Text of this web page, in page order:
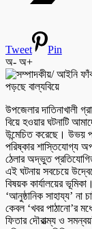
Tweet
Pin
অ- অ+
উপজেলার দাতিনাখালী
বিয়ে হওয়ার ঘটনাটি
উন্মেচিত করেছে। উভয়
পরিষ্কার শাস্তিযোগ্য
ঠেলার অদ্ভুত
এই ঘটনায় সবচেয়ে
বিষয়ক কার্যালয়ের
‘আনুষ্ঠানিক সাহায্য’ না
কেবল ‘খবর পাঠানো’র
ফিতার দৌরাত্ম্য ও